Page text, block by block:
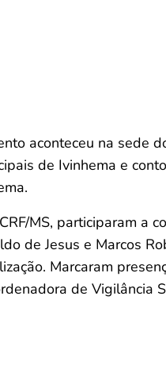
aconteceu na sede
de Ivinhema e
MS, participaram a
de Jesus e Marcos
Marcaram
de Vigilância